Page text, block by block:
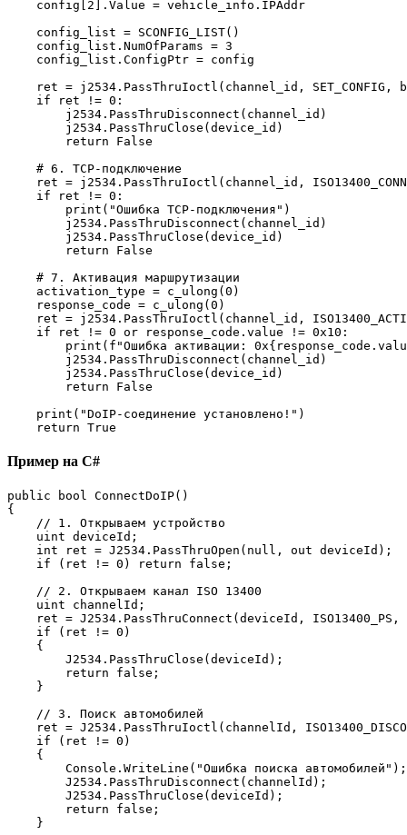
    config[2].Value = vehicle_info.IPAddr
    config_list = SCONFIG_LIST()
    config_list.NumOfParams = 3
    config_list.ConfigPtr = config
ret = j2534.PassThruIoctl(channel_id, SET_CONFIG,
    if ret != 0:
        j2534.PassThruDisconnect(channel_id)
        j2534.PassThruClose(device_id)
        return False
    # 6. TCP-подключение
ret = j2534.PassThruIoctl(channel_id,
    if ret != 0:
        print("Ошибка TCP-подключения")
        j2534.PassThruDisconnect(channel_id)
        j2534.PassThruClose(device_id)
        return False
    # 7. Активация маршрутизации
    activation_type = c_ulong(0)
    response_code = c_ulong(0)
ret = j2534.PassThruIoctl(channel_id,
    if ret != 0 or response_code.value != 0x10:
print(f"Ошибка активации:
        j2534.PassThruDisconnect(channel_id)
        j2534.PassThruClose(device_id)
        return False
    print("DoIP-соединение установлено!")
    return True
Пример на C#
public bool ConnectDoIP()
{
    // 1. Открываем устройство
    uint deviceId;
    int ret = J2534.PassThruOpen(null, out deviceId);
    if (ret != 0) return false;
    // 2. Открываем канал ISO 13400
    uint channelId;
ret = J2534.PassThruConnect(deviceId, ISO13400_PS,
    if (ret != 0)
    {
        J2534.PassThruClose(deviceId);
        return false;
    }
    // 3. Поиск автомобилей
ret = J2534.PassThruIoctl(channelId,
    if (ret != 0)
    {
        Console.WriteLine("Ошибка поиска автомобилей");
        J2534.PassThruDisconnect(channelId);
        J2534.PassThruClose(deviceId);
        return false;
    }